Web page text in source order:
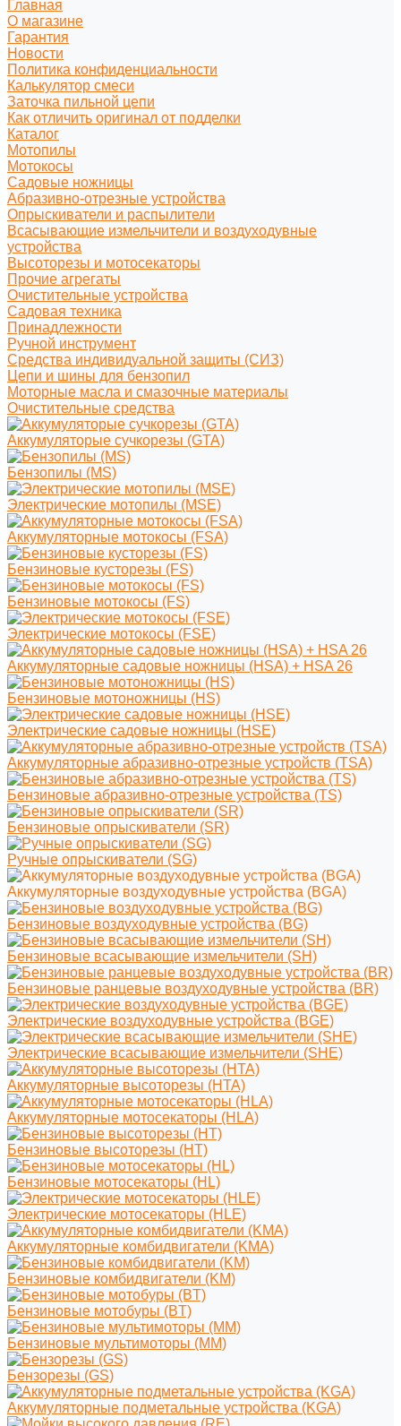
Главная
О магазине
Гарантия
Новости
Политика конфиденциальности
Калькулятор смеси
Заточка пильной цепи
Как отличить оригинал от подделки
Каталог
Мотопилы
Мотокосы
Садовые ножницы
Абразивно-отрезные устройства
Опрыскиватели и распылители
Всасывающие измельчители и воздуходувные
устройства
Высоторезы и мотосекаторы
Прочие агрегаты
Очистительные устройства
Садовая техника
Принадлежности
Ручной инструмент
Средства индивидуальной защиты (СИЗ)
Цепи и шины для бензопил
Моторные масла и смазочные материалы
Очистительные средства
Аккумуляторые сучкорезы (GTA)
Бензопилы (MS)
Электрические мотопилы (MSE)
Аккумуляторные мотокосы (FSA)
Бензиновые кусторезы (FS)
Бензиновые мотокосы (FS)
Электрические мотокосы (FSE)
Аккумуляторные садовые ножницы (HSA) + HSA 26
Бензиновые мотоножницы (HS)
Электрические садовые ножницы (HSE)
Аккумуляторные абразивно-отрезные устройств (TSA)
Бензиновые абразивно-отрезные устройства (TS)
Бензиновые опрыскиватели (SR)
Ручные опрыскиватели (SG)
Аккумуляторные воздуходувные устройства (BGA)
Бензиновые воздуходувные устройства (BG)
Бензиновые всасывающие измельчители (SH)
Бензиновые ранцевые воздуходувные устройства (BR)
Электрические воздуходувные устройства (BGE)
Электрические всасывающие измельчители (SHE)
Аккумуляторные высоторезы (HTA)
Аккумуляторные мотосекаторы (HLA)
Бензиновые высоторезы (HT)
Бензиновые мотосекаторы (HL)
Электрические мотосекаторы (HLE)
Аккумуляторные комбидвигатели (KMA)
Бензиновые комбидвигатели (KM)
Бензиновые мотобуры (BT)
Бензиновые мультимоторы (MM)
Бензорезы (GS)
Аккумуляторные подметальные устройства (KGA)